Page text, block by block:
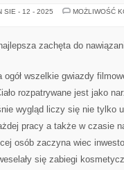
SIE - 12 - 2025
MOŻLIWOŚĆ
zachęta do
ogół wszelkie gwiazdy
rozpatrywane jest jako
wygląd liczy się nie tylko
pracy a także w czasie
osób zaczyna wiec
się zabiegi